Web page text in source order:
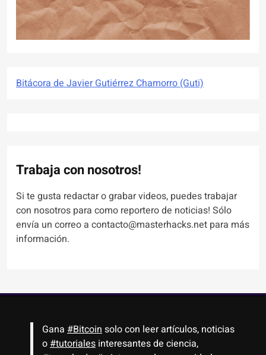
Bitácora de Javier Gutiérrez Chamorro (Guti)
Trabaja con nosotros!
Si te gusta redactar o grabar videos, puedes trabajar
con nosotros para como reportero de noticias! Sólo
envía un correo a contacto@masterhacks.net para más
información.
Gana #Bitcoinsolo con leer artículos, noticias
o#tutoriales interesantes de ciencia,